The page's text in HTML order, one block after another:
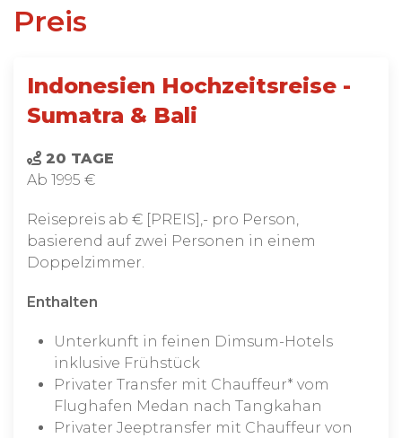
Preis
Indonesien Hochzeitsreise -
Sumatra & Bali
20 TAGE
Ab 1995 €
Reisepreis ab € [PREIS],- pro Person,
basierend auf zwei Personen in einem
Doppelzimmer.
Enthalten
Unterkunft in feinen Dimsum-Hotels
inklusive Frühstück
Privater Transfer mit Chauffeur* vom
Flughafen Medan nach Tangkahan
Privater Jeeptransfer mit Chauffeur von